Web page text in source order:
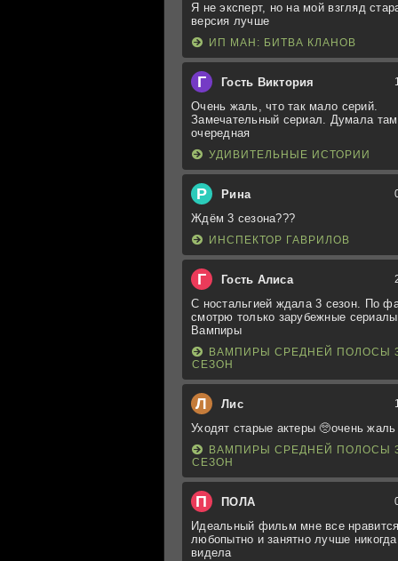
Я не эксперт, но на мой взгляд
версия лучше
ИП МАН: БИТВА КЛАНОВ
Г Гость Виктория
Очень жаль, что так мало серий.
Замечательный сериал. Думала там
очередная
УДИВИТЕЛЬНЫЕ ИСТОРИИ
Р Рина
Ждём 3 сезона???
ИНСПЕКТОР ГАВРИЛОВ
Г Гость Алиса
С ностальгией ждала 3 сезон. По
смотрю только зарубежные
Вампиры
ВАМПИРЫ СРЕДНЕЙ ПОЛОСЫ
СЕЗОН
Л Лис
Уходят старые актеры 🥺очень жаль
ВАМПИРЫ СРЕДНЕЙ ПОЛОСЫ
СЕЗОН
П ПОЛА
Идеальный фильм мне все
любопытно и занятно лучше
видела